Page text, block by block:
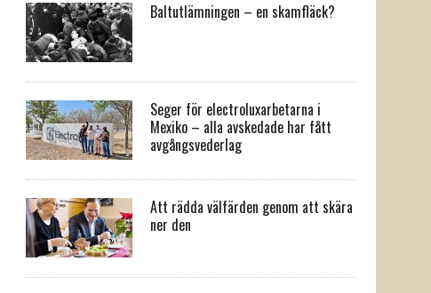
Baltutlämningen – en skamfläck?
Seger för electroluxarbetarna i
Mexiko – alla avskedade har fått
avgångsvederlag
Att rädda välfärden genom att skära
ner den